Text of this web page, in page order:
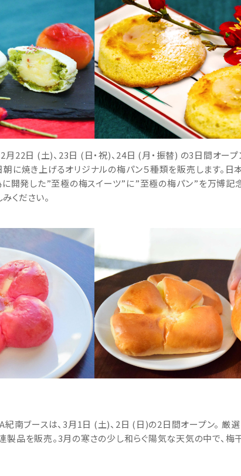
22日 (土)、23日 (日・祝)、24日 (月・振替) の3日間オー
に焼き上げるオリジナルの梅パン５種類を販売します。日
開発した”至極の梅スイーツ”に”至極の梅パン”を万博
ください。
南ブースは、3月1日 (土)、2日 (日)の2日間オープン。 厳
品を販売。3月の寒さの少し和らぐ陽気な天気の中で、梅